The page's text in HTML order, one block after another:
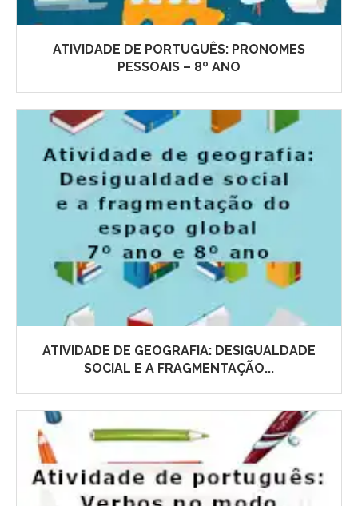
ATIVIDADE DE PORTUGUÊS: PRONOMES
PESSOAIS – 8º ANO
ATIVIDADE DE GEOGRAFIA: DESIGUALDADE
SOCIAL E A FRAGMENTAÇÃO...